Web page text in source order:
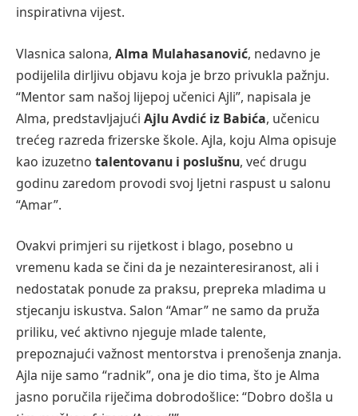
inspirativna vijest.
Vlasnica salona, Alma Mulahasanović, nedavno je
podijelila dirljivu objavu koja je brzo privukla pažnju.
“Mentor sam našoj lijepoj učenici Ajli”, napisala je
Alma, predstavljajući Ajlu Avdić iz Babića, učenicu
trećeg razreda frizerske škole. Ajla, koju Alma opisuje
kao izuzetno talentovanu i poslušnu, već drugu
godinu zaredom provodi svoj ljetni raspust u salonu
“Amar”.
Ovakvi primjeri su rijetkost i blago, posebno u
vremenu kada se čini da je nezainteresiranost, ali i
nedostatak ponude za praksu, prepreka mladima u
stjecanju iskustva. Salon “Amar” ne samo da pruža
priliku, već aktivno njeguje mlade talente,
prepoznajući važnost mentorstva i prenošenja znanja.
Ajla nije samo “radnik”, ona je dio tima, što je Alma
jasno poručila riječima dobrodošlice: “Dobro došla u